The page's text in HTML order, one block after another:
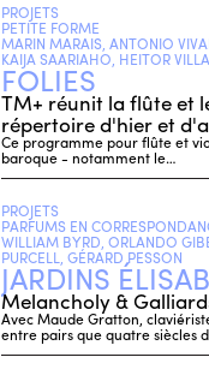
PROJETS
PETITE FORME
MARIN MARAIS, ANTONIO
KAIJA SAARIAHO, HEITOR
FOLIES
TM+ réunit la flûte et
répertoire d'hier et
Ce programme pour flûte et
baroque - notamment le…
PROJETS
PARFUMS EN
WILLIAM BYRD, ORLANDO
PURCELL, GÉRARD PESSON
JARDINS
Melancholy &
Avec Maude Gratton,
entre pairs que quatre siècles